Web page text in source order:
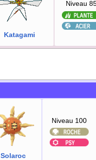
Katagami
Niveau
Solaroc
Niveau 100